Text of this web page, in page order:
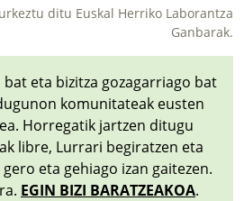
ditu Euskal Herriko Laborantza
Ganbarak.
eta bizitza gozagarriago bat
komunitateak eusten
Horregatik jartzen ditugu
libre, Lurrari begiratzen eta
eta gehiago izan gaitezen.
EGIN BIZI BARATZEAKOA.